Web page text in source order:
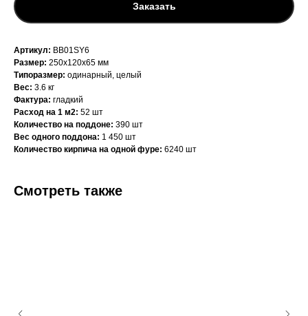
Заказать
Артикул: BB01SY6
Размер: 250х120х65 мм
Типоразмер: одинарный, целый
Вес: 3.6 кг
Фактура: гладкий
Расход на 1 м2: 52 шт
Количество на поддоне: 390 шт
Вес одного поддона: 1 450 шт
Количество кирпича на одной фуре: 6240 шт
Смотреть также